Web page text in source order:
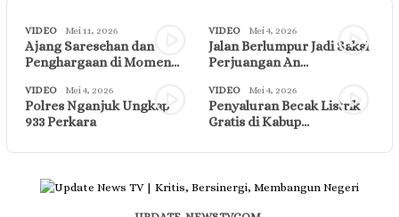
VIDEO Mei 11, 2026
Ajang Saresehan dan
Penghargaan di Momen…
VIDEO Mei 4, 2026
Jalan Berlumpur Jadi Saksi
Perjuangan An…
VIDEO Mei 4, 2026
Polres Nganjuk Ungkap
933 Perkara
VIDEO Mei 4, 2026
Penyaluran Becak Listrik
Gratis di Kabup…